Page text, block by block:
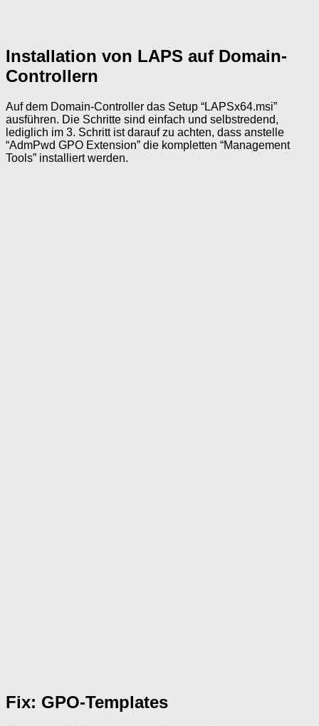
Installation von LAPS auf Domain-
Controllern
Auf dem Domain-Controller das Setup “LAPSx64.msi”
ausführen. Die Schritte sind einfach und selbstredend,
lediglich im 3. Schritt ist darauf zu achten, dass anstelle
“AdmPwd GPO Extension” die kompletten “Management
Tools” installiert werden.
Fix: GPO-Templates